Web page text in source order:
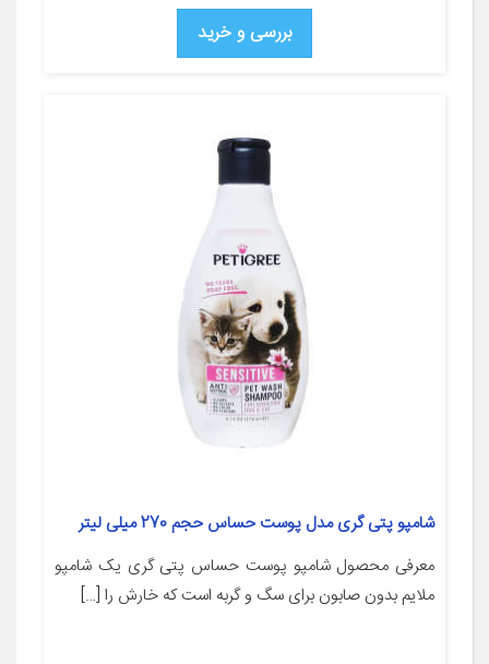
بررسی و خرید
شامپو پتی گری مدل پوست حساس حجم 270 میلی لیتر
معرفی محصول شامپو پوست حساس پتی گری یک شامپو
ملایم بدون صابون برای سگ و گربه است که خارش را […]